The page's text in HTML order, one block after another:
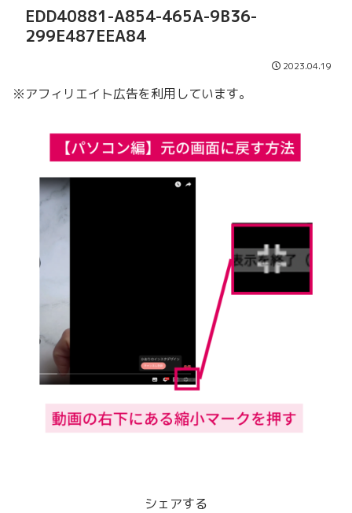
EDD40881-A854-465A-9B36-
299E487EEA84
2023.04.19
※アフィリエイト広告を利用しています。
シェアする